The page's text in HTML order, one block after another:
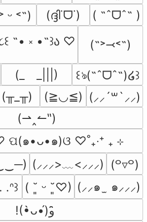
ᵕ ˂˶) (ദ്ദി˙ᗜ˙) ( ˶ˆᗜˆ˵ )
˶• ༝ •˶꒱ა ♡ (˶˃⤙˂˶)
(_　_|||)
꒰ঌ(˶ˆᗜˆ˵)໒꒱
(╥_╥) (≧◡≦) (⸝⸝´꒳`⸝⸝)
(⇀‸↼‶)
ପ(๑•ᴗ•๑)ଓ ♡˚₊‧⁺ ₊ ⊹
(⸝⸝⸝>﹏<⸝⸝⸝) (꒪▿꒪)
.ᐢ꒱ ( ˘͈ ᵕ ˘͈♡) (⸝⸝๑  ̫ ๑⸝⸝⸝)